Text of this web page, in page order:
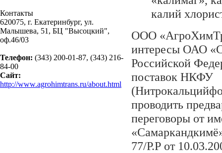
Контакты
620075, г. Екатеринбург, ул.
Малышева, 51, БЦ "Высоцкий",
оф.46/03
Телефон: (343) 200-01-87, (343) 216-
84-00
Сайт:
http://www.agrohimtrans.ru/about.html
калий
ООО
интересы ОАО
Российской
поставок НКФУ
проводить
переговоры от
77/Р.Р от